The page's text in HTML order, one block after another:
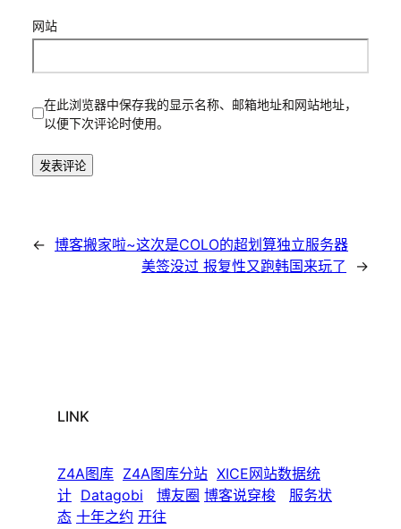
网站
在此浏览器中保存我的显示名称、邮箱地址和网站地址，
以便下次评论时使用。
← 博客搬家啦~这次是COLO的超划算独立服务器
美签没过 报复性又跑韩国来玩了
→
LINK
Z4A图库 Z4A图库分站 XICE网站数据统
计 Datagobi 博友圈 博客说穿梭
服务状
态 十年之约 开往